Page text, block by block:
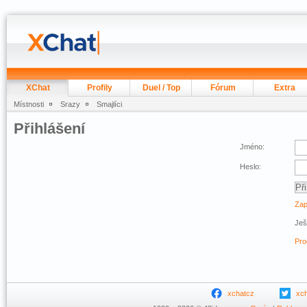
XChat Profily Duel / Top Fórum Extra
Místnosti Srazy Smajlíci
Přihlášení
Jméno:
Heslo:
xchatcz